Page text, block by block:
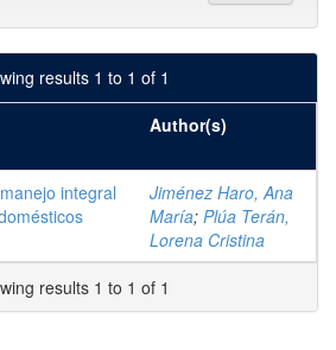
results 1 to 1 of 1
Author(s)
integral
Jiménez Haro, Ana
María; Plúa Terán,
Lorena Cristina
results 1 to 1 of 1